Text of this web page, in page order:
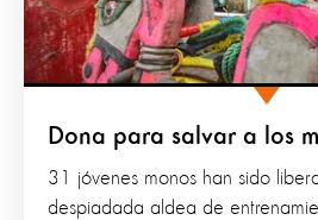
Dona para salvar a los
31 jóvenes monos han sido
despiadada aldea de